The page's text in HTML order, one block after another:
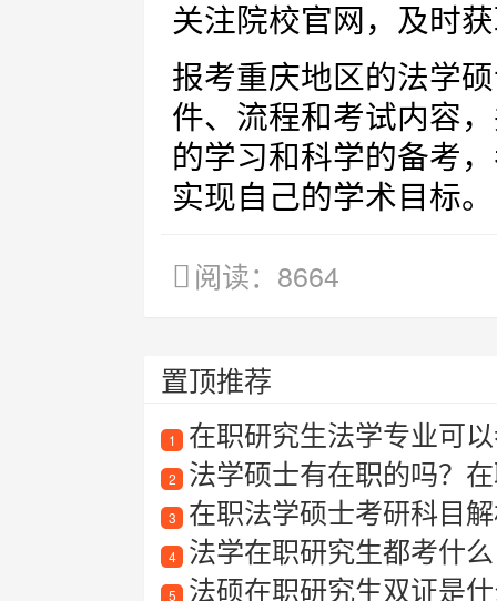
关注院校官网，及时
报考重庆地区的法学
件、流程和考试内容
的学习和科学的备考
实现自己的学术目标。
阅读：8664
置顶推荐
1 在职研究生法学专业可
2 法学硕士有在职的吗？
3 在职法学硕士考研科目
4 法学在职研究生都考什么
5 法硕在职研究生双证是